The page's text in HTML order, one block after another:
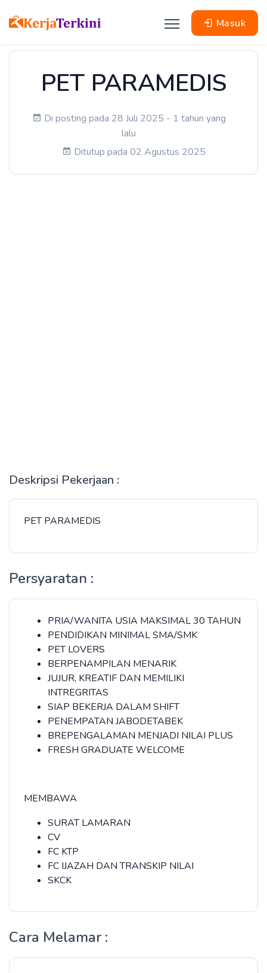
Masuk
PET PARAMEDIS
Di posting pada 28 Juli 2025 - 1 tahun yang
lalu
Ditutup pada 02 Agustus 2025
Deskripsi Pekerjaan :
PET PARAMEDIS
Persyaratan :
PRIA/WANITA USIA MAKSIMAL 30 TAHUN
PENDIDIKAN MINIMAL SMA/SMK
PET LOVERS
BERPENAMPILAN MENARIK
JUJUR, KREATIF DAN MEMILIKI
INTREGRITAS
SIAP BEKERJA DALAM SHIFT
PENEMPATAN JABODETABEK
BREPENGALAMAN MENJADI NILAI PLUS
FRESH GRADUATE WELCOME
MEMBAWA
SURAT LAMARAN
CV
FC KTP
FC IJAZAH DAN TRANSKIP NILAI
SKCK
Cara Melamar :